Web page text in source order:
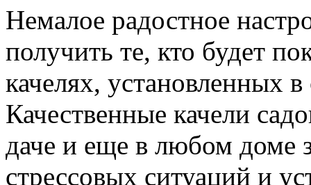
Немалое радостное
получить те, кто будет
качелях, установленных
Качественные качели
даче и еще в любом доме
стрессовых ситуаций и